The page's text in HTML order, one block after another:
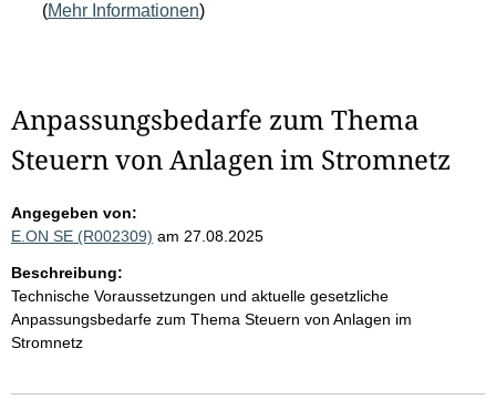
(Mehr Informationen)
Anpassungsbedarfe zum Thema
Steuern von Anlagen im Stromnetz
Angegeben von:
E.ON SE (R002309) am 27.08.2025
Beschreibung:
Technische Voraussetzungen und aktuelle gesetzliche
Anpassungsbedarfe zum Thema Steuern von Anlagen im
Stromnetz